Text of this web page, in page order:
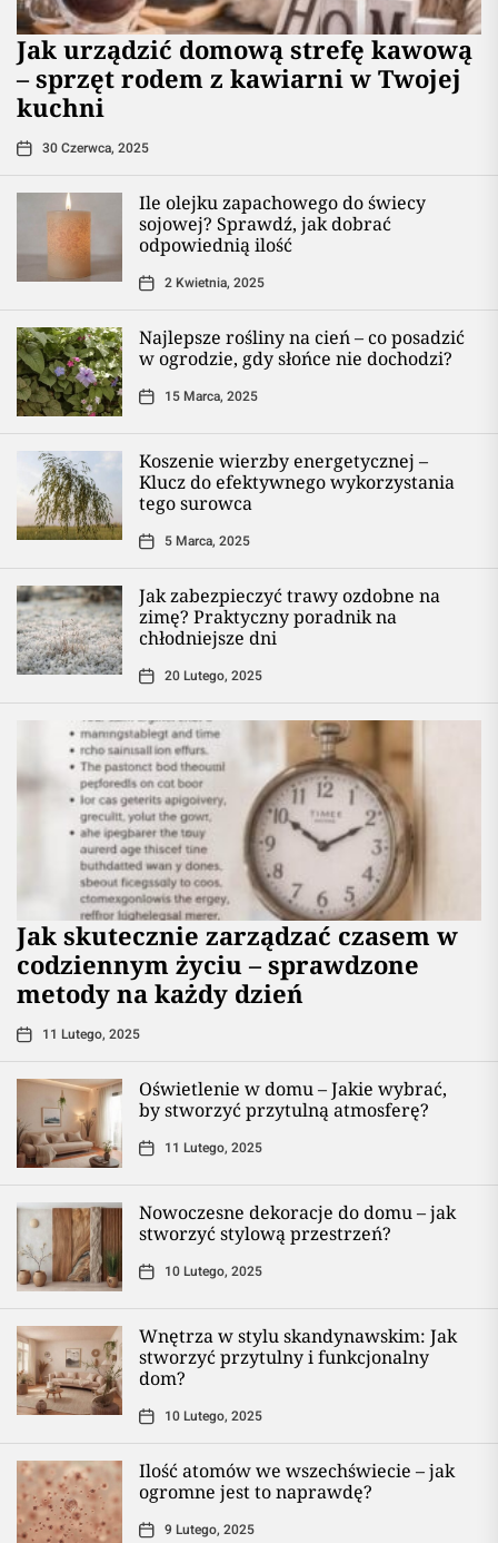
​Jak urządzić domową strefę kawową
– sprzęt rodem z kawiarni w Twojej
kuchni
30 Czerwca, 2025
Ile olejku zapachowego do świecy
sojowej? Sprawdź, jak dobrać
odpowiednią ilość
2 Kwietnia, 2025
Najlepsze rośliny na cień – co posadzić
w ogrodzie, gdy słońce nie dochodzi?
15 Marca, 2025
Koszenie wierzby energetycznej –
Klucz do efektywnego wykorzystania
tego surowca
5 Marca, 2025
Jak zabezpieczyć trawy ozdobne na
zimę? Praktyczny poradnik na
chłodniejsze dni
20 Lutego, 2025
Jak skutecznie zarządzać czasem w
codziennym życiu – sprawdzone
metody na każdy dzień
11 Lutego, 2025
Oświetlenie w domu – Jakie wybrać,
by stworzyć przytulną atmosferę?
11 Lutego, 2025
Nowoczesne dekoracje do domu – jak
stworzyć stylową przestrzeń?
10 Lutego, 2025
Wnętrza w stylu skandynawskim: Jak
stworzyć przytulny i funkcjonalny
dom?
10 Lutego, 2025
Ilość atomów we wszechświecie – jak
ogromne jest to naprawdę?
9 Lutego, 2025